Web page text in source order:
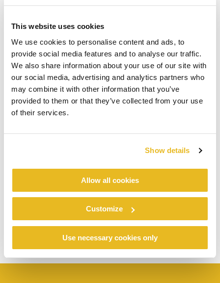
This website uses cookies
We use cookies to personalise content and ads, to
provide social media features and to analyse our traffic.
We also share information about your use of our site with
our social media, advertising and analytics partners who
may combine it with other information that you’ve
provided to them or that they’ve collected from your use
of their services.
Show details
Allow all cookies
Customize
Use necessary cookies only